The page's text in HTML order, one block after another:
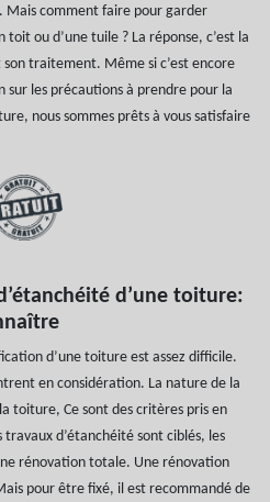
Mais comment faire pour garder
ou d’une tuile ? La réponse, c’est la
traitement. Même si c’est encore
sur les précautions à prendre pour la
nous sommes prêts à vous satisfaire
d’une toiture:
d’une toiture est assez difficile.
en considération. La nature de la
toiture, Ce sont des critères pris en
d’étanchéité sont ciblés, les
rénovation totale. Une rénovation
pour être fixé, il est recommandé de